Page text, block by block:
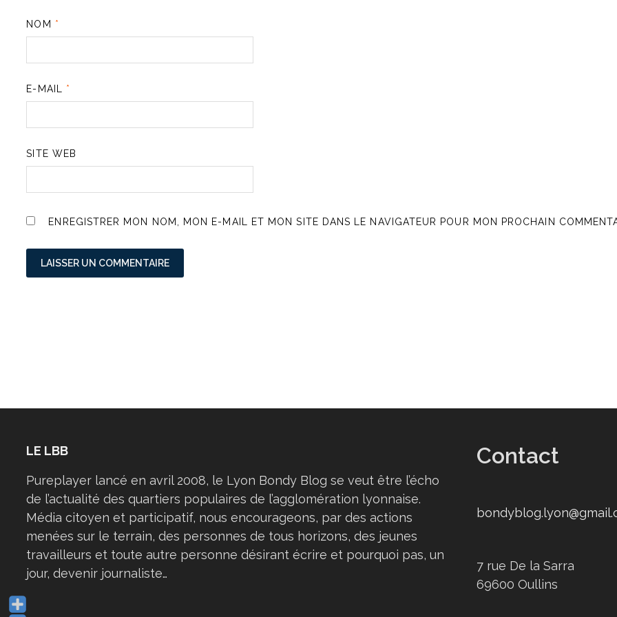
NOM *
E-MAIL *
SITE WEB
ENREGISTRER MON NOM, MON E-MAIL ET MON SITE DANS LE NAVIGATEUR POUR MON PROCHAIN
LE LBB
Pureplayer lancé en avril 2008, le Lyon Bondy Blog se veut être l’écho
de l’actualité des quartiers populaires de l’agglomération lyonnaise.
Média citoyen et participatif, nous encourageons, par des actions
menées sur le terrain, des personnes de tous horizons, des jeunes
travailleurs et toute autre personne désirant écrire et pourquoi pas, un
jour, devenir journaliste…
Contact
7 rue De la Sarra
69600 Oullins